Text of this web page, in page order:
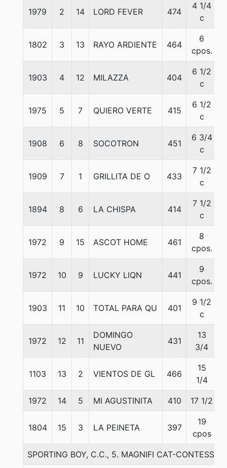
1979 2 14 LORD FEVER 474
4 1/4
c
1802 3 13 RAYO ARDIENTE 464
6
cpos.
1903 4 12 MILAZZA 404
6 1/2
c
1975 5 7 QUIERO VERTE 415
6 1/2
c
1908 6 8 SOCOTRON 451
6 3/4
c
1909 7 1 GRILLITA DE O 433
7 1/2
c
1894 8 6 LA CHISPA 414
7 1/2
c
1972 9 15 ASCOT HOME 461
8
cpos.
1972 10 9 LUCKY LIQN 441
9
cpos.
1903 11 10 TOTAL PARA QU 401
9 1/2
c
1972 12 11
DOMINGO
NUEVO
431
13
3/4
1103 13 2 VIENTOS DE GL 466
15
1/4
1972 14 5 MI AGUSTINITA 410 17 1/2
1804 15 3 LA PEINETA 397
19
cpos
SPORTING BOY, C.C., 5. MAGNIFI CAT-CONTESSE-